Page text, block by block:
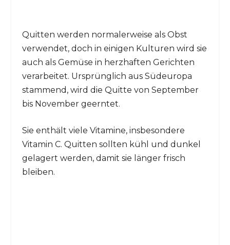
Quitten werden normalerweise als Obst
verwendet, doch in einigen Kulturen wird sie
auch als Gemüse in herzhaften Gerichten
verarbeitet. Ursprünglich aus Südeuropa
stammend, wird die Quitte von September
bis November geerntet.
Sie enthält viele Vitamine, insbesondere
Vitamin C. Quitten sollten kühl und dunkel
gelagert werden, damit sie länger frisch
bleiben.